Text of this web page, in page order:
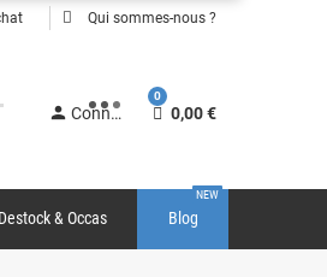
Qui sommes-nous ?
person Connexion
0
0,00 €
Destock & Occas Blog
NEW